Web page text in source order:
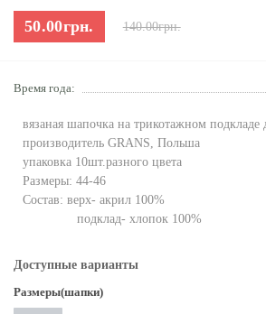
50.00грн. 140.00грн.
Время года:
вязаная шапочка на трикотажном подкладе
производитель GRANS, Польша
упаковка 10шт.разного цвета
Размеры: 44-46
Состав: верх- акрил 100%
подклад- хлопок 100%
Доступные варианты
Размеры(шапки)